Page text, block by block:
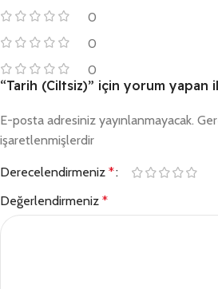
0
0
0
“Tarih (Ciltsiz)” için yorum yapan
E-posta adresiniz yayınlanmayacak.
işaretlenmişlerdir
Derecelendirmeniz *
Değerlendirmeniz *